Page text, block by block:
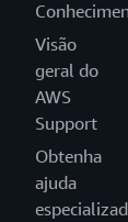
Visão
geral do
AWS
Support
Obtenha
ajuda